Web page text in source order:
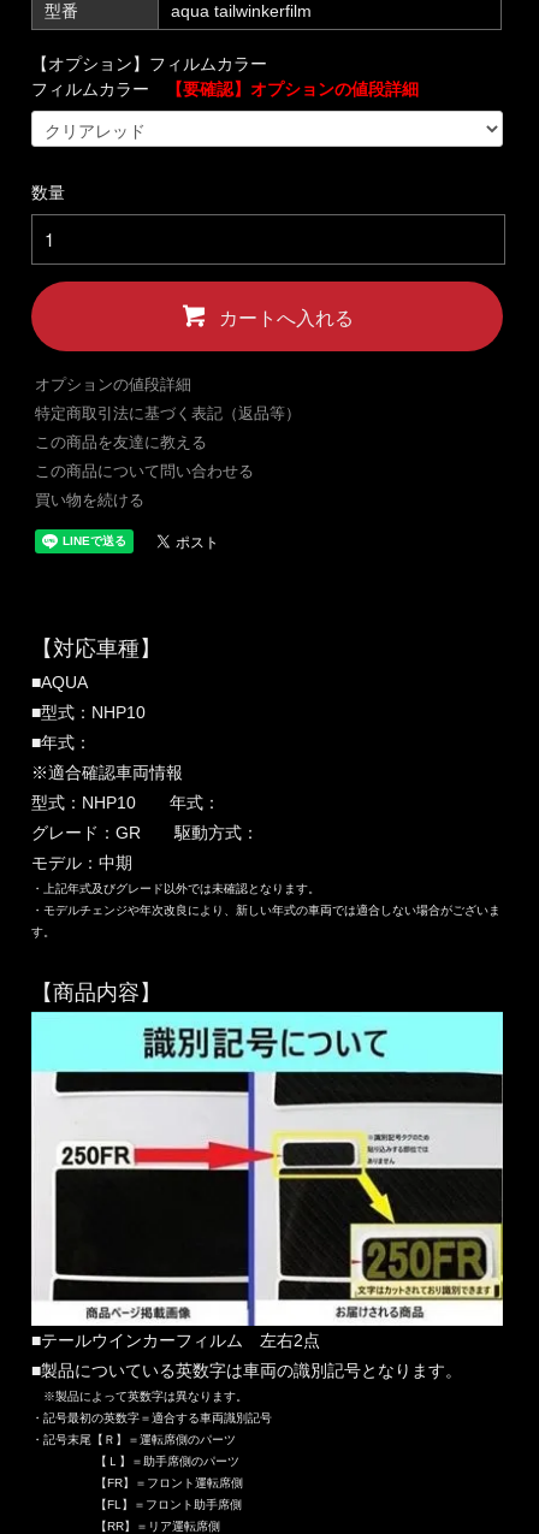
型番 aqua tailwinkerfilm
【オプション】フィルムカラー
フィルムカラー
【要確認】オプションの値段詳細
数量
カートへ入れる
オプションの値段詳細
特定商取引法に基づく表記（返品等）
この商品を友達に教える
この商品について問い合わせる
買い物を続ける
【対応車種】
■AQUA
■型式：NHP10
■年式：
※適合確認車両情報
型式：NHP10 年式：
グレード：GR 駆動方式：
モデル：中期
・上記年式及びグレード以外では未確認となります。
・モデルチェンジや年次改良により、新しい年式の車両では適合しない場合がございま
す。
【商品内容】
■テールウインカーフィルム 左右2点
■製品についている英数字は車両の識別記号となります。
※製品によって英数字は異なります。
・記号最初の英数字＝適合する車両識別記号
・記号末尾【Ｒ】＝運転席側のパーツ
【Ｌ】＝助手席側のパーツ
【FR】＝フロント運転席側
【FL】＝フロント助手席側
【RR】＝リア運転席側